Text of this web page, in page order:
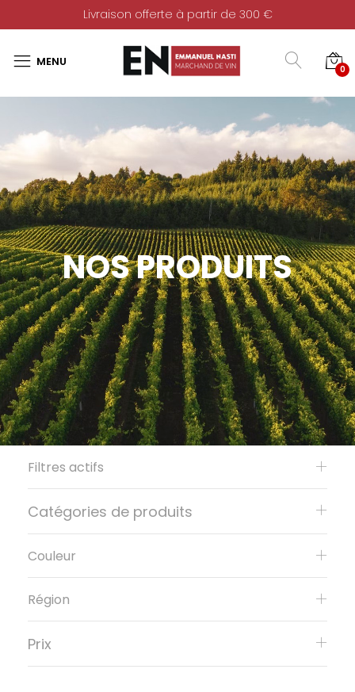
Livraison offerte à partir de 300 €
0
NOS PRODUITS
Filtres actifs
Catégories de produits
Couleur
Région
Prix